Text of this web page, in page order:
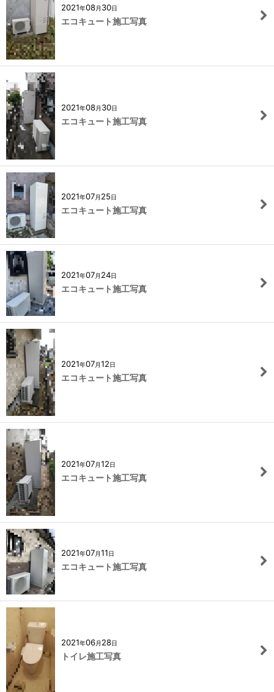
2021年08月 30日
エコキュート施工写真
2021年08月 30日
エコキュート施工写真
2021年07月 25日
エコキュート施工写真
2021年07月 24日
エコキュート施工写真
2021年07月12日
エコキュート施工写真
2021年07月12日
エコキュート施工写真
2021年07月11日
エコキュート施工写真
2021年06月 28日
トイレ施工写真